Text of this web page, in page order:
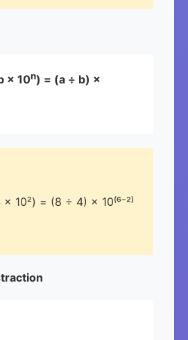
× 10n) = (a ÷ b) ×
10²) = (8 ÷ 4) × 10⁽⁶⁻²⁾